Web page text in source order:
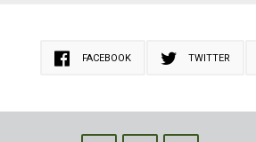
FACEBOOK TWITTER